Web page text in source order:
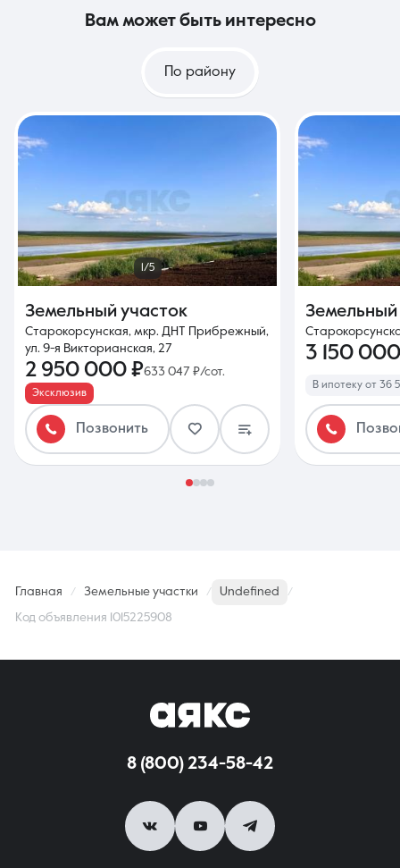
вам может быть интересно
По району
1/5
Земельный участок
Старокорсунская, мкр. ДНТ Прибрежный,
ул. 9-я Викторианская, 27
2 950 000 ₽633 047 ₽/сот.
Эксклюзив
Позвонить
Земельный
3 150
В ипотеку от 36
Главная Земельные участки Undefined
Код объявления 1015225908
8 (800) 234-58-42